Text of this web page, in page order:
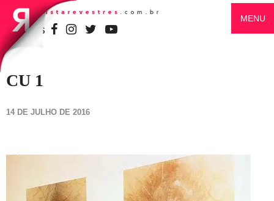
SIGA-NOS
MENU
CU 1
14 DE JULHO DE 2016